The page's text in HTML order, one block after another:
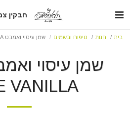
חבקין
בית חנות טיפוח ובשמים שמן עיסוי ואמבט INDIA LOVE VANILLA
VANILLA